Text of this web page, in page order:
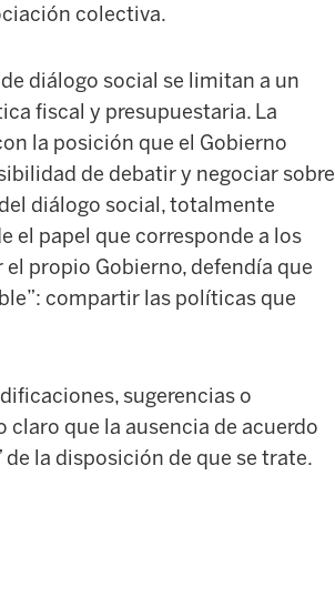
colectiva.
diálogo social se limitan a un
fiscal y presupuestaria. La
la posición que el Gobierno
de debatir y negociar sobre
diálogo social, totalmente
el papel que corresponde a los
propio Gobierno, defendía que
compartir las políticas que
sugerencias o
claro que la ausencia de acuerdo
la disposición de que se trate.